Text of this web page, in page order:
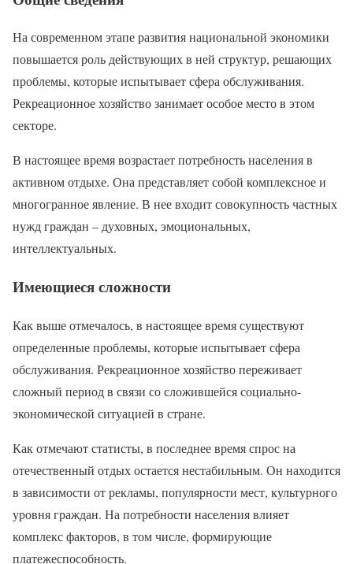
На современном этапе развития национальной экономики
повышается роль действующих в ней структур, решающих
проблемы, которые испытывает сфера обслуживания.
Рекреационное хозяйство занимает особое место в этом
секторе.
В настоящее время возрастает потребность населения в
активном отдыхе. Она представляет собой комплексное и
многогранное явление. В нее входит совокупность частных
нужд граждан – духовных, эмоциональных,
интеллектуальных.
Имеющиеся сложности
Как выше отмечалось, в настоящее время существуют
определенные проблемы, которые испытывает сфера
обслуживания. Рекреационное хозяйство переживает
сложный период в связи со сложившейся социально-
экономической ситуацией в стране.
Как отмечают статисты, в последнее время спрос на
отечественный отдых остается нестабильным. Он находится
в зависимости от рекламы, популярности мест, культурного
уровня граждан. На потребности населения влияет
комплекс факторов, в том числе, формирующие
платежеспособность.